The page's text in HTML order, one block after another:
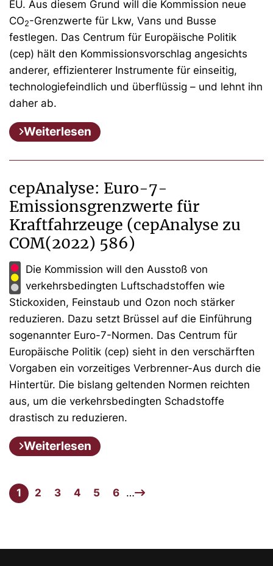
EU. Aus diesem Grund will die Kommission neue
CO2-Grenzwerte für Lkw, Vans und Busse
festlegen. Das Centrum für Europäische Politik
(cep) hält den Kommissionsvorschlag angesichts
anderer, effizienterer Instrumente für einseitig,
technologiefeindlich und überflüssig – und lehnt ihn
daher ab.
Weiterlesen
cepAnalyse: Euro-7-
Emissionsgrenzwerte für
Kraftfahrzeuge (cepAnalyse zu
COM(2022) 586)
Die Kommission will den Ausstoß von
verkehrsbedingten Luftschadstoffen wie
Stickoxiden, Feinstaub und Ozon noch stärker
reduzieren. Dazu setzt Brüssel auf die Einführung
sogenannter Euro-7-Normen. Das Centrum für
Europäische Politik (cep) sieht in den verschärften
Vorgaben ein vorzeitiges Verbrenner-Aus durch die
Hintertür. Die bislang geltenden Normen reichten
aus, um die verkehrsbedingten Schadstoffe
drastisch zu reduzieren.
Weiterlesen
1 2 3 4 5 6 …